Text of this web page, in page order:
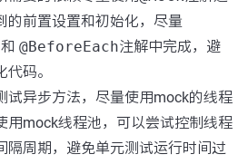
的前置设置和初始化，尽量
和 @BeforeEach注解中完成，避
码。
试异步方法，尽量使用mock的线程
用mock线程池，可以尝试控制线程
隔周期，避免单元测试运行时间过